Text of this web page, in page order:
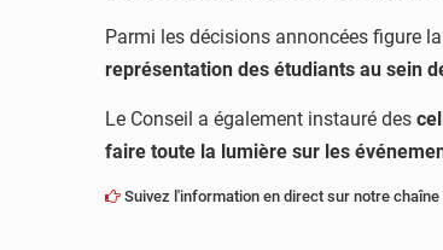
Parmi les décisions annoncées figure la
représentation des étudiants au sein
Le Conseil a également instauré des
faire toute la lumière sur les
Suivez l'information en direct sur notre chaîne